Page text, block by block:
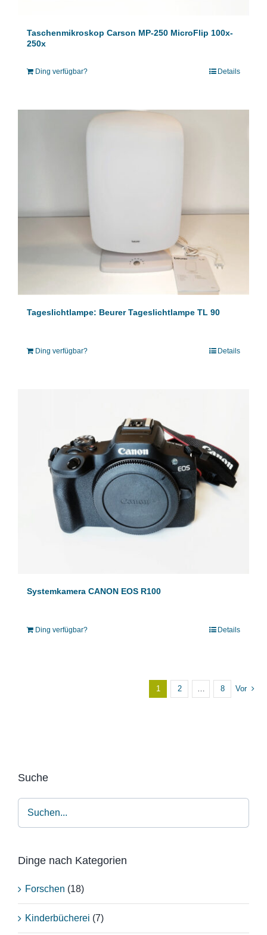
Taschenmikroskop Carson MP-250 MicroFlip 100x-
250x
Ding verfügbar? Details
Tageslichtlampe: Beurer Tageslichtlampe TL 90
Ding verfügbar? Details
Systemkamera CANON EOS R100
Ding verfügbar? Details
1 2 … 8 Vor
Suche
Dinge nach Kategorien
Forschen (18)
Kinderbücherei (7)